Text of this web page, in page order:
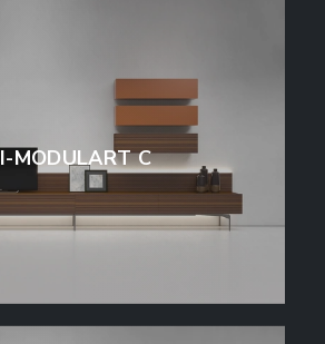
I-MODULART C